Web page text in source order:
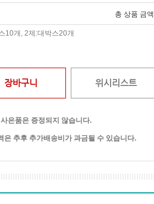
총 상품 금액
10개, 2제:대박스20개
장바구니 위시리스트
은품은 증정되지 않습니다.
추후 추가배송비가 과금될 수 있습니다.